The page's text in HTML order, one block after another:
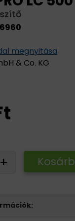
megnyitása
& Co. KG
+